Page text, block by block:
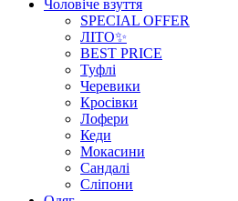
Чоловіче взуття
SPECIAL OFFER
ЛІТО✨
BEST PRICE
Туфлі
Черевики
Кросівки
Лофери
Кеди
Мокасини
Сандалі
Сліпони